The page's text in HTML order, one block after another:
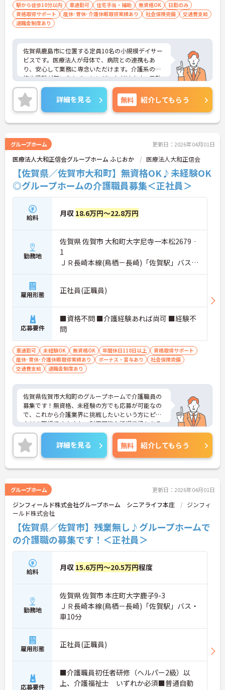
駅から徒歩10分以内 車通勤可 住宅手当・補助 無資格OK
日勤のみ
資格取得サポート
産休･育休･介護休暇取得実績あり 社会保険完備
交通費支給
退職金制度あり
佐賀県鹿島市に位置する定員10名の小規模デイサー
ビスです。医療法人が母体で、病院との連携もあ
り、安心して業務に専念いただけます。介護系の資
格や経験が無い方もチャレンジいただけます。日勤
のみのご勤務ですので、生活リズムを整えやすく無
理なくご勤務いただけます♪ご興味のある方には、
面接対策ポイントなど、さらに詳細をお話しいたし
ますのでお気軽にご相談ください！
詳細を見る 無料 紹介してもらう
グループホーム 更新日：2026年04月01日
医療法人大和正信会グループホーム ふじおか 医療法人大和正信会
【佐賀県／佐賀市大和町】無資格OK♪未経験OK
◎グループホームの介護職員募集＜正社員＞
給料 月収 18.6万円～22.8万円
勤務地
佐賀県 佐賀市 大和町大字尼寺一本松2679‐
1
ＪＲ長崎本線(鳥栖－長崎)「佐賀駅」バス・
車14分
雇用形態 正社員(正職員)
応募要件
■資格不問 ■介護経験あれば尚可 ■経験不
問
車通勤可 未経験OK 無資格OK 年間休日110日以上
資格取得サポート
産休･育休･介護休暇取得実績あり
ボーナス・賞与あり
社会保険完備
交通費支給
退職金制度あり
佐賀県佐賀市大和町のグループホームで介護職員の
募集です！無資格、未経験の方でも応募が可能なの
で、これから介護業界に挑戦したいという方にピッ
タリの職場です♪また、利用可能な託児施設もある
ので、ご家族のいる方でも安心して働くことができ
ます◎ご興味のある方は、面接ポイントをお伝えし
ますので、お気軽にご連絡ください。
詳細を見る 無料 紹介してもらう
グループホーム 更新日：2026年04月01日
ジンフィールド株式会社グループホーム シニアライフ本庄
ジンフィ
ールド株式会社
【佐賀県／佐賀市】残業無し♪グループホームで
の介護職の募集です！＜正社員＞
給料 月収 15.6万円～20.5万円程度
勤務地
佐賀県 佐賀市 本庄町大字鹿子9-3
ＪＲ長崎本線(鳥栖－長崎)「佐賀駅」バス・
車10分
雇用形態 正社員(正職員)
応募要件
■介護職員初任者研修（ヘルパー2級）以
上、介護福祉士 いずれか必須■普通自動